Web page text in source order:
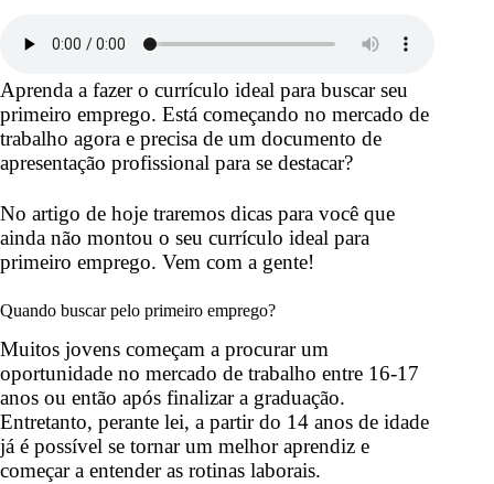
Aprenda a fazer o currículo ideal para buscar seu
primeiro emprego. Está começando no mercado de
trabalho agora e precisa de um documento de
apresentação profissional para se destacar?
No artigo de hoje traremos dicas para você que
ainda não montou o seu currículo ideal para
primeiro emprego. Vem com a gente!
Quando buscar pelo primeiro emprego?
Muitos jovens começam a procurar um
oportunidade no mercado de trabalho entre 16-17
anos ou então após finalizar a graduação.
Entretanto, perante lei, a partir do 14 anos de idade
já é possível se tornar um melhor aprendiz e
começar a entender as rotinas laborais.